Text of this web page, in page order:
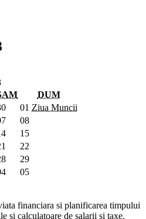
DUM
01 Ziua Muncii
08
15
22
29
05
financiara si planificarea timpului
si calculatoare de salarii si taxe.